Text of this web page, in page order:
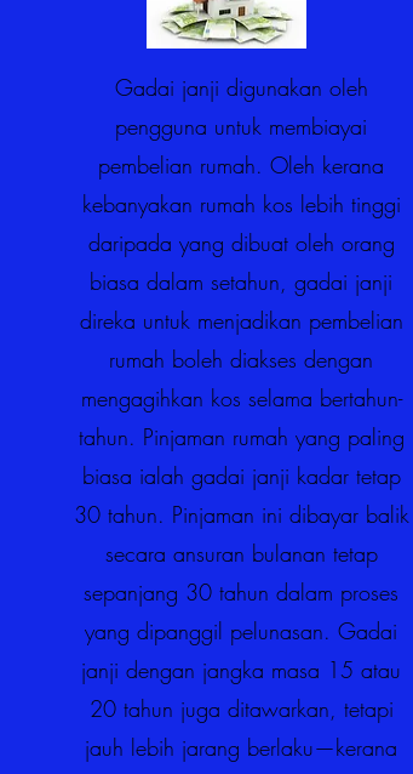
Gadai janji digunakan oleh
pengguna untuk membiayai
pembelian rumah. Oleh kerana
kebanyakan rumah kos lebih tinggi
daripada yang dibuat oleh orang
biasa dalam setahun, gadai janji
direka untuk menjadikan pembelian
rumah boleh diakses dengan
mengagihkan kos selama bertahun-
tahun. Pinjaman rumah yang paling
biasa ialah gadai janji kadar tetap
30 tahun. Pinjaman ini dibayar balik
secara ansuran bulanan tetap
sepanjang 30 tahun dalam proses
yang dipanggil pelunasan. Gadai
janji dengan jangka masa 15 atau
20 tahun juga ditawarkan, tetapi
jauh lebih jarang berlaku—kerana